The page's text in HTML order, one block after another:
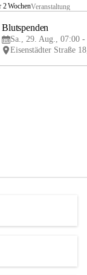
2 WochenVeranstaltung
Blutspenden
Sa., 29. Aug., 07:00 -